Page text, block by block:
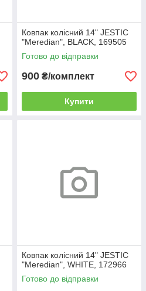
Ковпак колісний 14" JESTIC
"Meredian", BLACK, 169505
Готово до відправки
900 ₴/комплект
Купити
Ковпак колісний 14" JESTIC
"Meredian", WHITE, 172966
Готово до відправки